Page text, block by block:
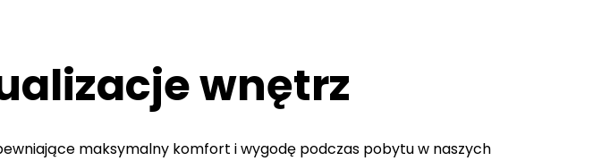
wnętrz
maksymalny komfort i wygodę podczas pobytu w naszych